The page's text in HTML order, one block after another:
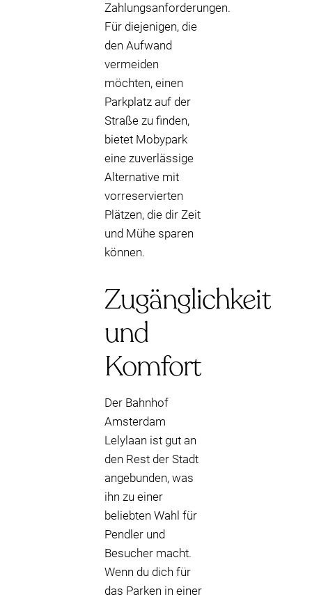
Zahlungsanforderungen.
Für diejenigen, die
den Aufwand
vermeiden
möchten, einen
Parkplatz auf der
Straße zu finden,
bietet Mobypark
eine zuverlässige
Alternative mit
vorreservierten
Plätzen, die dir Zeit
und Mühe sparen
können.
Zugänglichkeit
und
Komfort
Der Bahnhof
Amsterdam
Lelylaan ist gut an
den Rest der Stadt
angebunden, was
ihn zu einer
beliebten Wahl für
Pendler und
Besucher macht.
Wenn du dich für
das Parken in einer